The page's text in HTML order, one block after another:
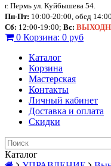
г. Пермь ул. Куйбышева 54.
Пн-Пт: 10:00-20:00, обед
Сб: 12:00-19:00; Вс:
0 Корзина: 0 руб
Каталог
Корзина
Мастерская
Контакты
Личный кабинет
Доставка и оплата
Скидки
Каталог